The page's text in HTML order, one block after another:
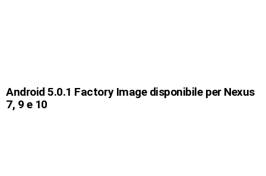
Android 5.0.1 Factory Image disponibile per Nexus
7, 9 e 10